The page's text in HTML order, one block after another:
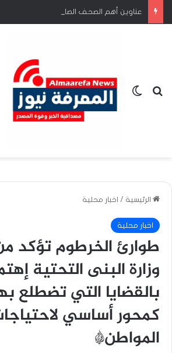
عناوين أهم الصحف الصادرة صباح اليوم الخميس 6 أغسطس
بحث عنالوضع المظلم
الرئيسية / اخبار محلية
اخبار محلية
طوارئ الخرطوم تؤكد
وزارة البنى التحتية
بالقضايا التي تضطلع
كمحور أساسي
المواطن*